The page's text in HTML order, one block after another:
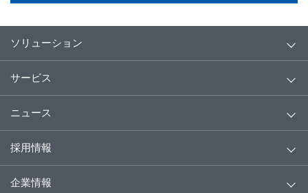
ソリューション
サービス
ニュース
採用情報
企業情報